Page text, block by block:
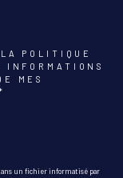
POLITIQUE
MES
un fichier informatisé par